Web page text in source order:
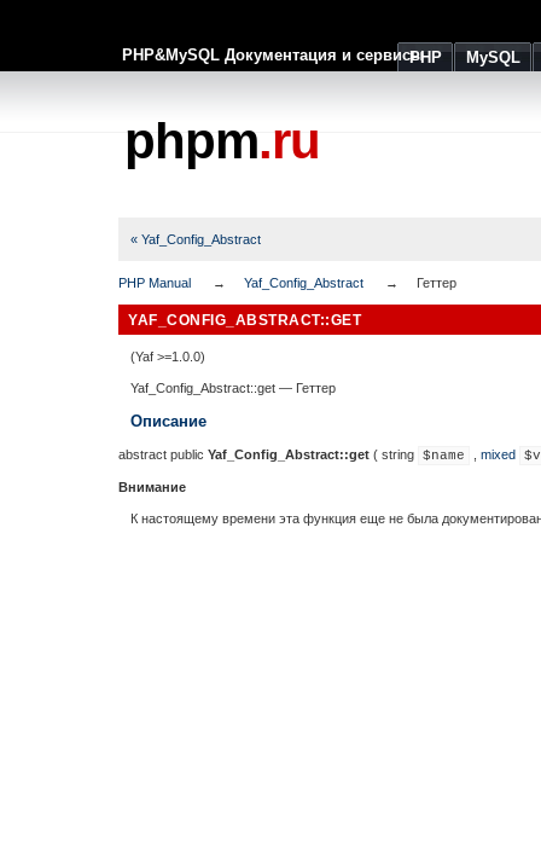
PHP&MySQL Документация и сервисыPHP MySQL
phpm.ru
« Yaf_Config_Abstract
PHP Manual Yaf_Config_Abstract Геттер
YAF_CONFIG_ABSTRACT::GET
(Yaf >=1.0.0)
Yaf_Config_Abstract::get — Геттер
Описание
abstract public Yaf_Config_Abstract::get ( string $name mixed
Внимание
К настоящему времени эта функция еще не была